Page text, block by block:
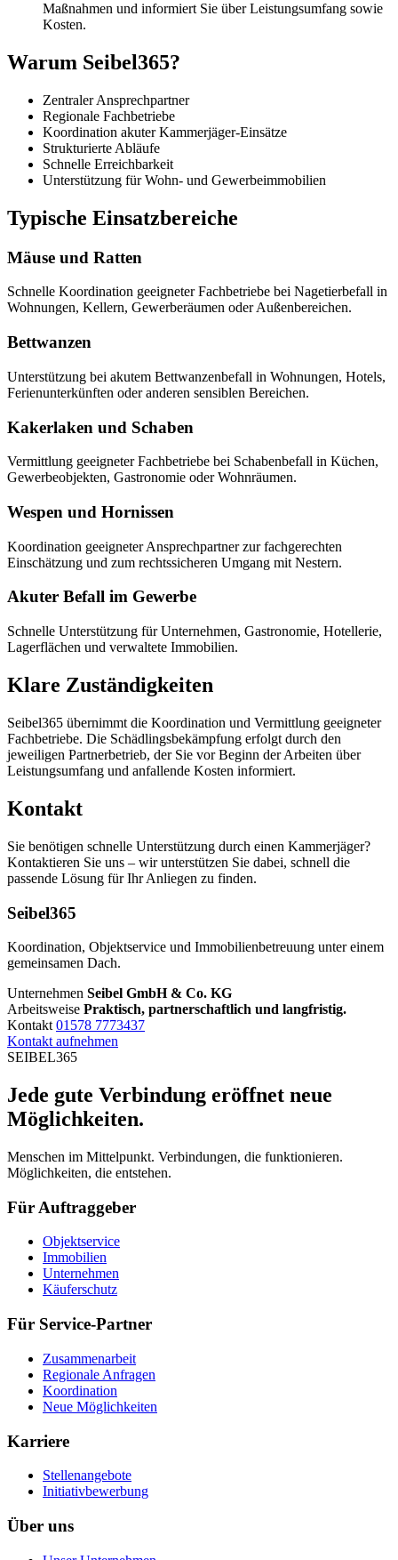
Maßnahmen und informiert Sie über Leistungsumfang sowie
Kosten.
Warum Seibel365?
Zentraler Ansprechpartner
Regionale Fachbetriebe
Koordination akuter Kammerjäger-Einsätze
Strukturierte Abläufe
Schnelle Erreichbarkeit
Unterstützung für Wohn- und Gewerbeimmobilien
Typische Einsatzbereiche
Mäuse und Ratten
Schnelle Koordination geeigneter Fachbetriebe bei Nagetierbefall in
Wohnungen, Kellern, Gewerberäumen oder Außenbereichen.
Bettwanzen
Unterstützung bei akutem Bettwanzenbefall in Wohnungen, Hotels,
Ferienunterkünften oder anderen sensiblen Bereichen.
Kakerlaken und Schaben
Vermittlung geeigneter Fachbetriebe bei Schabenbefall in Küchen,
Gewerbeobjekten, Gastronomie oder Wohnräumen.
Wespen und Hornissen
Koordination geeigneter Ansprechpartner zur fachgerechten
Einschätzung und zum rechtssicheren Umgang mit Nestern.
Akuter Befall im Gewerbe
Schnelle Unterstützung für Unternehmen, Gastronomie, Hotellerie,
Lagerflächen und verwaltete Immobilien.
Klare Zuständigkeiten
Seibel365 übernimmt die Koordination und Vermittlung geeigneter
Fachbetriebe. Die Schädlingsbekämpfung erfolgt durch den
jeweiligen Partnerbetrieb, der Sie vor Beginn der Arbeiten über
Leistungsumfang und anfallende Kosten informiert.
Kontakt
Sie benötigen schnelle Unterstützung durch einen Kammerjäger?
Kontaktieren Sie uns – wir unterstützen Sie dabei, schnell die
passende Lösung für Ihr Anliegen zu finden.
Seibel365
Koordination, Objektservice und Immobilienbetreuung unter einem
gemeinsamen Dach.
Unternehmen Seibel GmbH & Co. KG
Arbeitsweise Praktisch, partnerschaftlich und langfristig.
Kontakt 01578 7773437
Kontakt aufnehmen
SEIBEL365
Jede gute Verbindung eröffnet neue
Möglichkeiten.
Menschen im Mittelpunkt. Verbindungen, die funktionieren.
Möglichkeiten, die entstehen.
Für Auftraggeber
Objektservice
Immobilien
Unternehmen
Käuferschutz
Für Service-Partner
Zusammenarbeit
Regionale Anfragen
Koordination
Neue Möglichkeiten
Karriere
Stellenangebote
Initiativbewerbung
Über uns